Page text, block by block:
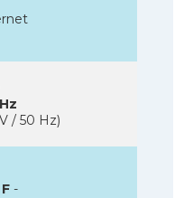
/ 50 Hz)
-